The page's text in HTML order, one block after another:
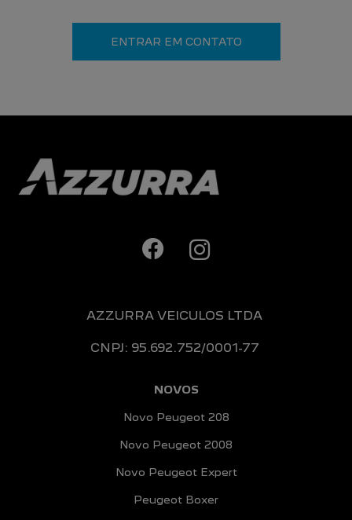
ENTRAR EM CONTATO
AZZURRA VEICULOS LTDA
CNPJ: 95.692.752/0001-77
NOVOS
Novo Peugeot 208
Novo Peugeot 2008
Novo Peugeot Expert
Peugeot Boxer